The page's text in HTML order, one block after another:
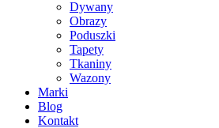
Dywany
Obrazy
Poduszki
Tapety
Tkaniny
Wazony
Marki
Blog
Kontakt